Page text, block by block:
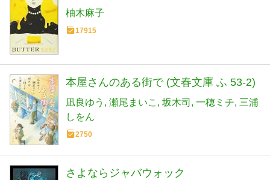
柚木麻子
17915
本屋さんのある街で (文春文庫 ふ 53-2)
凪良ゆう 瀬尾まいこ 坂木司 一穂ミチ 三浦
しをん
2750
さよならジャバウォック